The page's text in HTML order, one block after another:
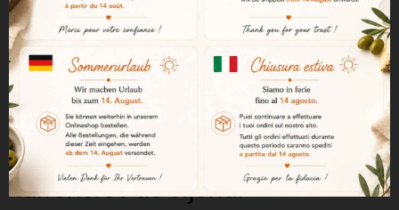
Una cocción lenta tradicional
La preparación requiere una
cocción mínima de dos horas y
media en el famoso «Boixet»
tradicional de los maestros
turroneros de Jijona.